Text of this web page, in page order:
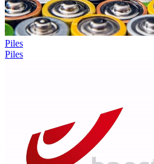
Piles
Piles